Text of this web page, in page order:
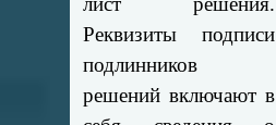
Реквизиты подписи
подлинников
решений включают в